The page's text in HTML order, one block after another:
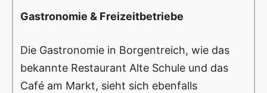
Gastronomie & Freizeitbetriebe
Die Gastronomie in Borgentreich, wie das
bekannte Restaurant Alte Schule und das
Café am Markt, sieht sich ebenfalls